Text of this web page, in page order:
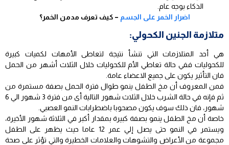
الذكاء بوجه عام.
اضرار الخمر على الجسم – كيف تعرف مدمن الخمر؟
متلازمة الجنين الكحولي:
هي أحد المتلازمات التي تنشأ نتيجة لتعاطى الأمهات لكميات كبيرة
للكحوليات ففي حالة تعاطي الأم للكحوليات خلال الثلاث أشهر من الحمل
فان التأثير يكون على جميع الاعضاء عامة.
فمن المعروف أن مخ الطفل ينمو طوال فترة الحمل بصفة مستمرة من
ثم فإنه في حالة الشرب خلال الثلاث شهور التالية أى من فترة 3 شهور الي 6
شهور، فان ذلك سوف يكون مصحوبا باضطرابات النمو العصبي.
خاصة أن مخ الطفل ينمو بصفة كبيرة بمقدار أكبر في الثلاثة شهور الأخيرة،
ويستمر في النمو حتى يصل إلي عمر 12 عاما حيث يظهر على الطفل
مجموعة من الأعراض والتشوهات والعلامات الخطيرة والتي تؤثر على صحة